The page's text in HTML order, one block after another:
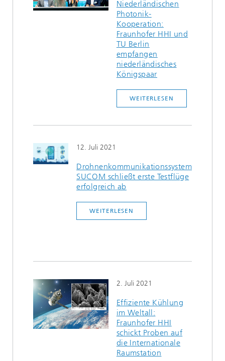
Niederländischen
Photonik-
Kooperation:
Fraunhofer HHI und
TU Berlin
empfangen
niederländisches
Königspaar
WEITERLESEN
12. Juli 2021
Drohnenkommunikationssystem
SUCOM schließt erste Testflüge
erfolgreich ab
WEITERLESEN
2. Juli 2021
Effiziente Kühlung
im Weltall:
Fraunhofer HHI
schickt Proben auf
die Internationale
Raumstation